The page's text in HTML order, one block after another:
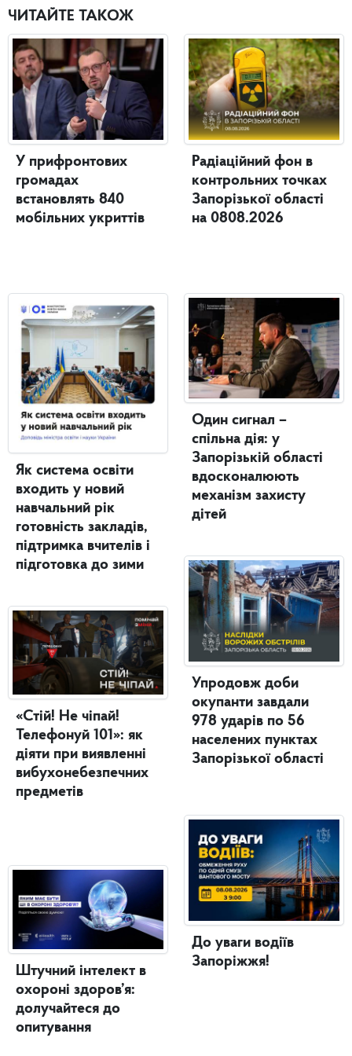
ЧИТАЙТЕ ТАКОЖ
У прифронтових
громадах
встановлять 840
мобільних укриттів
Як система освіти
входить у новий
навчальний рік
готовність закладів,
підтримка вчителів і
підготовка до зими
«Стій! Не чіпай!
Телефонуй 101»: як
діяти при виявленні
вибухонебезпечних
предметів
Штучний інтелект в
охороні здоров’я:
долучайтеся до
опитування
Радіаційний фон в
контрольних точках
Запорізької області
на 0808.2026
Один сигнал –
спільна дія: у
Запорізькій області
вдосконалюють
механізм захисту
дітей
Упродовж доби
окупанти завдали
978 ударів по 56
населених пунктах
Запорізької області
До уваги водіїв
Запоріжжя!